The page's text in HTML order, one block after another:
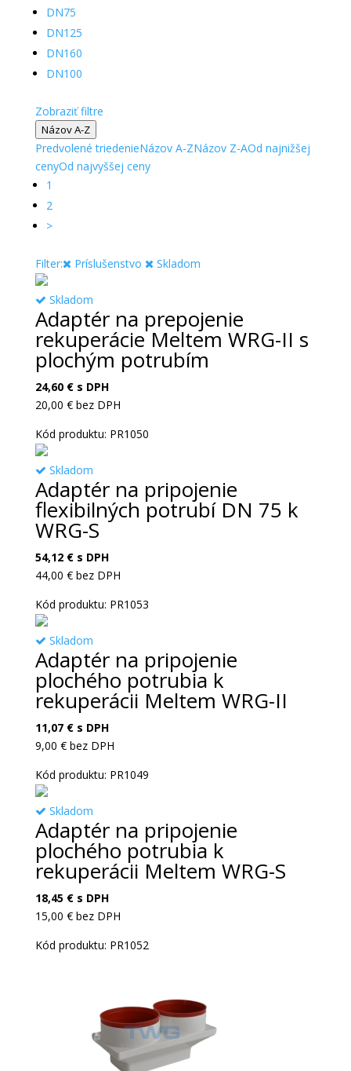
DN75
DN125
DN160
DN100
Zobraziť filtre
Názov A-Z
Predvolené triedenieNázov A-ZNázov Z-AOd najnižšej
cenyOd najvyššej ceny
1
2
>
Filter: Príslušenstvo Skladom
Skladom
Adaptér na prepojenie
rekuperácie Meltem WRG-II s
plochým potrubím
24,60 €s DPH
20,00 €bez DPH
Kód produktu: PR1050
Skladom
Adaptér na pripojenie
flexibilných potrubí DN 75 k
WRG-S
54,12 €s DPH
44,00 €bez DPH
Kód produktu: PR1053
Skladom
Adaptér na pripojenie
plochého potrubia k
rekuperácii Meltem WRG-II
11,07 €s DPH
9,00 €bez DPH
Kód produktu: PR1049
Skladom
Adaptér na pripojenie
plochého potrubia k
rekuperácii Meltem WRG-S
18,45 €s DPH
15,00 €bez DPH
Kód produktu: PR1052